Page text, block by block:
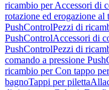
ricambio per Accessori di
rotazione ed erogazione al
PushControlPezzi di
PushControlAccessori di
PushControlPezzi di
comando a pressione
ricambio per Con tappo
bagnoTappi per piletta